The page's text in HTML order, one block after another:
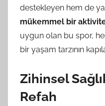
destekleyen hem de
mükemmel bir
uygun olan bu spor,
bir yaşam tarzının
Zihinsel
Refah